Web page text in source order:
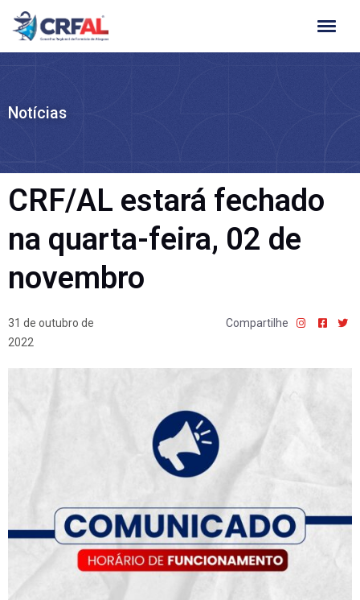
Ir
para
Notícias
CRF/AL estará fechado
na quarta-feira, 02 de
novembro
31 de outubro de
2022
Compartilhe